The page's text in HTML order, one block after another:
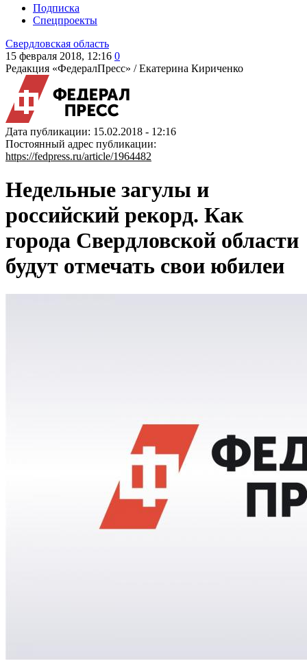
Подписка
Спецпроекты
Свердловская область
15 февраля 2018, 12:16 0
Редакция «ФедералПресс» /Екатерина Кириченко
Дата публикации: 15.02.2018 - 12:16
Постоянный адрес публикации:
https://fedpress.ru/article/1964482
Недельные загулы и
российский рекорд. Как
города Свердловской области
будут отмечать свои юбилеи